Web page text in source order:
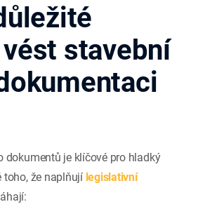
stavební
dokumentů je klíčové pro hladký
toho, že naplňují legislativní